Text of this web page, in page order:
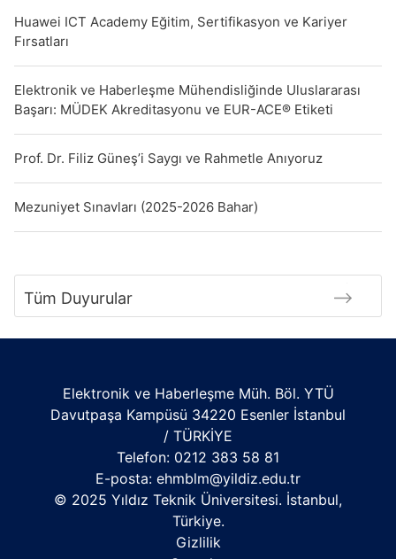
Huawei ICT Academy Eğitim, Sertifikasyon ve Kariyer
Fırsatları
Elektronik ve Haberleşme Mühendisliğinde Uluslararası
Başarı: MÜDEK Akreditasyonu ve EUR-ACE® Etiketi
Prof. Dr. Filiz Güneş’i Saygı ve Rahmetle Anıyoruz
Mezuniyet Sınavları (2025-2026 Bahar)
Tüm Duyurular
Elektronik ve Haberleşme Müh. Böl. YTÜ
Davutpaşa Kampüsü 34220 Esenler İstanbul
/ TÜRKİYE
Telefon: 0212 383 58 81
E-posta: ehmblm@yildiz.edu.tr
© 2025 Yıldız Teknik Üniversitesi. İstanbul,
Türkiye.
Gizlilik